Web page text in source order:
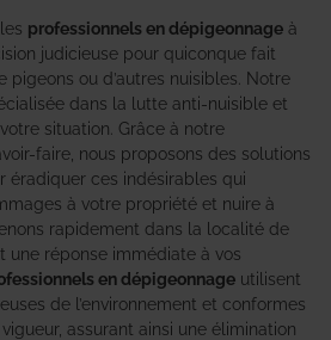
, les professionnels en dépigeonnage à
judicieuse pour quiconque fait
pigeons ou d’autres nuisibles. Notre
dans la lutte anti-nuisible et
situation. Grâce à notre
faire, nous proposons des solutions
éradiquer ces indésirables qui
à votre propriété et nuire à
rapidement dans la localité de
une réponse immédiate à vos
en dépigeonnage utilisent
de l’environnement et conformes
assurant ainsi une élimination